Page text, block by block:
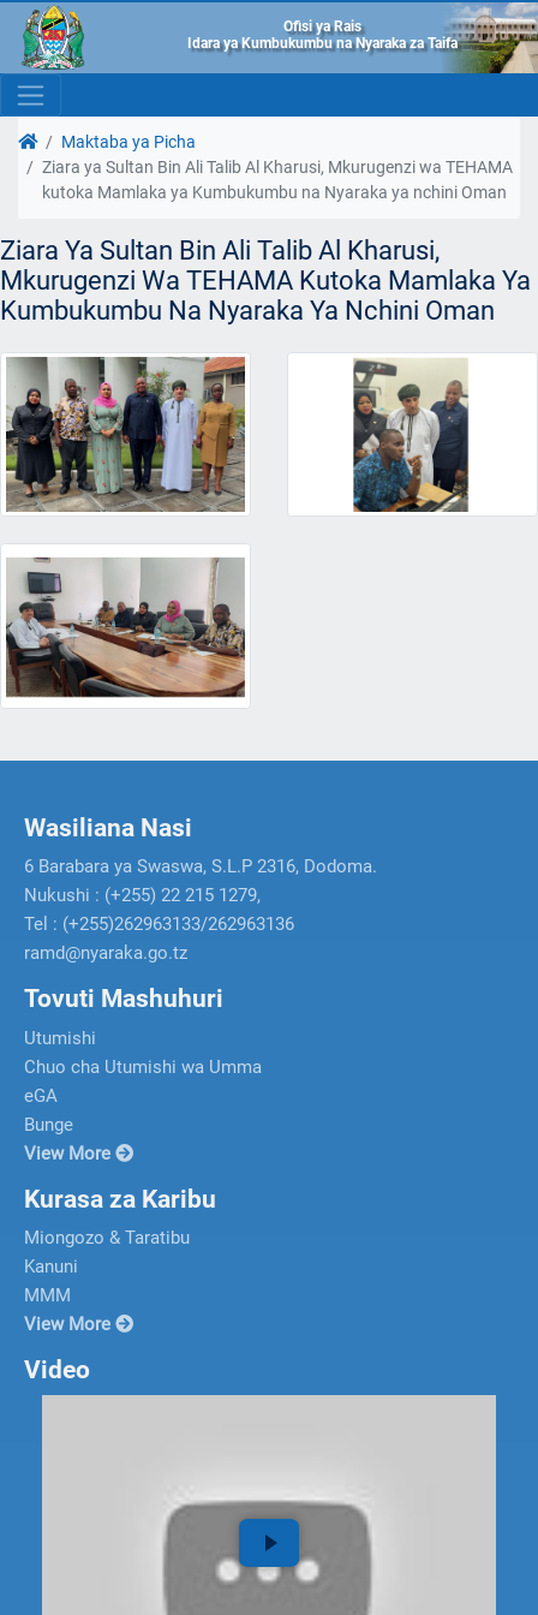
Ofisi ya Rais
Idara ya Kumbukumbu na Nyaraka za Taifa
Maktaba ya Picha
Ziara ya Sultan Bin Ali Talib Al Kharusi, Mkurugenzi wa TEHAMA
kutoka Mamlaka ya Kumbukumbu na Nyaraka ya nchini Oman
Ziara Ya Sultan Bin Ali Talib Al Kharusi,
Mkurugenzi Wa TEHAMA Kutoka Mamlaka Ya
Kumbukumbu Na Nyaraka Ya Nchini Oman
Wasiliana Nasi
6 Barabara ya Swaswa, S.L.P 2316, Dodoma.
Nukushi : (+255) 22 215 1279,
Tel : (+255)262963133/262963136
ramd@nyaraka.go.tz
Tovuti Mashuhuri
Utumishi
Chuo cha Utumishi wa Umma
eGA
Bunge
View More
Kurasa za Karibu
Miongozo & Taratibu
Kanuni
MMM
View More
Video